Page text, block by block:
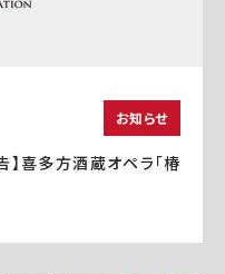
お知らせ
】喜多方酒蔵オペラ「椿